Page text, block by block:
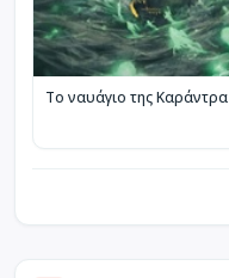
Το ναυάγιο της Καράντρα